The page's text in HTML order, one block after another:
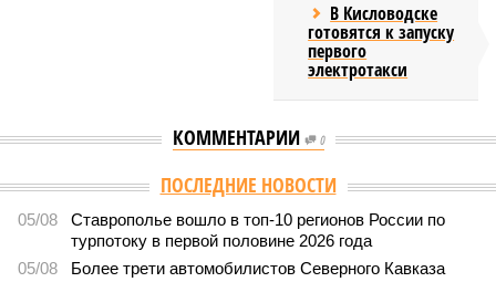
В Кисловодске
готовятся к запуску
первого
электротакси
КОММЕНТАРИИ 0
ПОСЛЕДНИЕ НОВОСТИ
05/08
Ставрополье вошло в топ-10 регионов России по
турпотоку в первой половине 2026 года
05/08
Более трети автомобилистов Северного Кавказа